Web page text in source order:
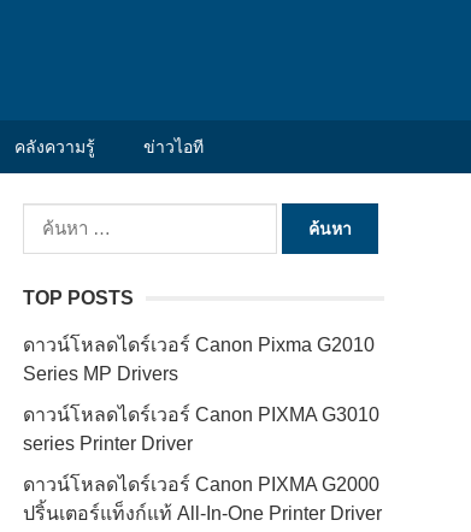
คลังความรู้ ข่าวไอที
ค้นหา
สำหรับ:
TOP POSTS
ดาวน์โหลดไดร์เวอร์ Canon Pixma G2010
Series MP Drivers
ดาวน์โหลดไดร์เวอร์ Canon PIXMA G3010
series Printer Driver
ดาวน์โหลดไดร์เวอร์ Canon PIXMA G2000
ปริ้นเตอร์แท็งก์แท้ All-In-One Printer Driver